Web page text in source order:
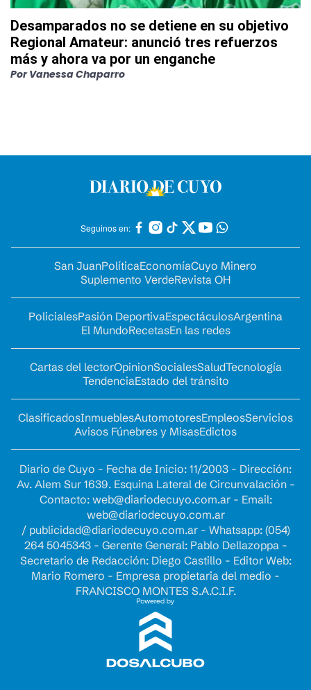
Desamparados no se detiene en su objetivo
Regional Amateur: anunció tres refuerzos
más y ahora va por un enganche
Por Vanessa Chaparro
Seguinos en:
San JuanPolíticaEconomíaCuyo Minero
Suplemento VerdeRevista OH
PolicialesPasión DeportivaEspectáculosArgentina
El MundoRecetasEn las redes
Cartas del lectorOpinionSocialesSaludTecnología
TendenciaEstado del tránsito
ClasificadosInmueblesAutomotoresEmpleosServicios
Avisos Fúnebres y MisasEdictos
Diario de Cuyo - Fecha de Inicio: 11/2003 - Dirección:
Av. Alem Sur 1639. Esquina Lateral de Circunvalación -
Contacto: web@diariodecuyo.com.ar- Email:
web@diariodecuyo.com.ar
/ publicidad@diariodecuyo.com.ar- Whatsapp: (054)
264 5045343 - Gerente General: Pablo Dellazoppa -
Secretario de Redacción: Diego Castillo - Editor Web:
Mario Romero - Empresa propietaria del medio -
FRANCISCO MONTES S.A.C.I.F.